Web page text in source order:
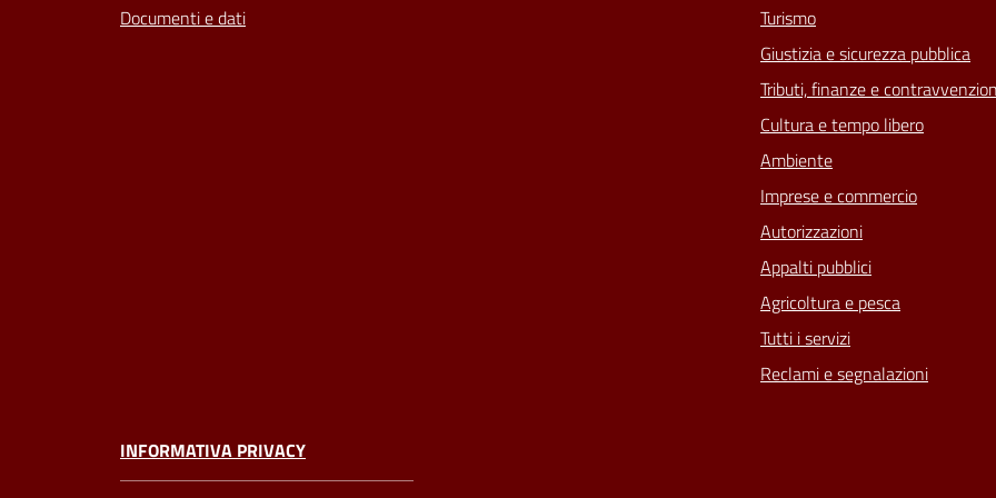
Documenti e dati
Turismo
Giustizia e sicurezza pubblica
Tributi, finanze e
Cultura e tempo libero
Ambiente
Imprese e commercio
Autorizzazioni
Appalti pubblici
Agricoltura e pesca
Tutti i servizi
Reclami e segnalazioni
INFORMATIVA PRIVACY